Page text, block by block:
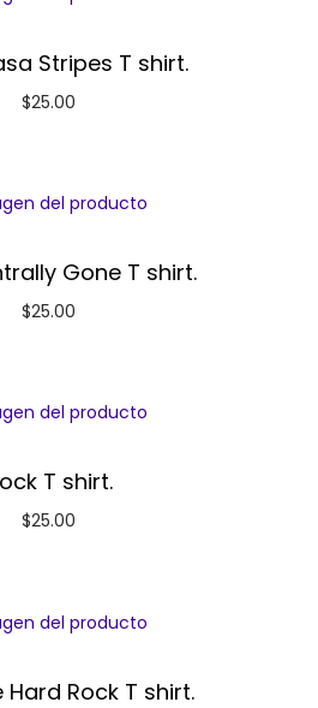
Stripes T shirt.
$25.00
Gone T shirt.
$25.00
T shirt.
$25.00
Hard Rock T shirt.